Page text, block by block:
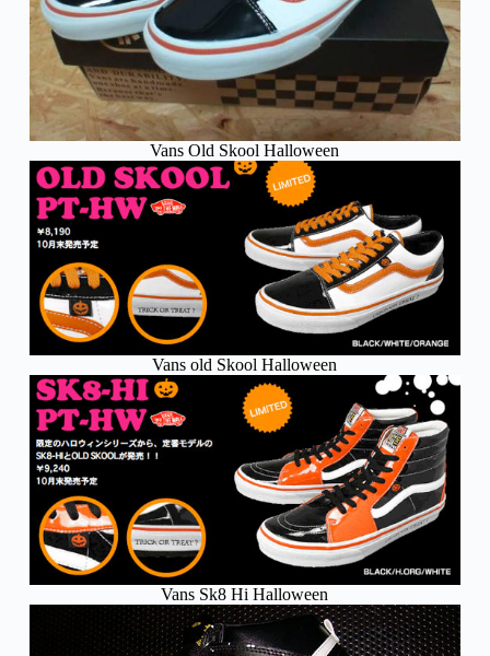
Vans Old Skool Halloween
Vans old Skool Halloween
Vans Sk8 Hi Halloween